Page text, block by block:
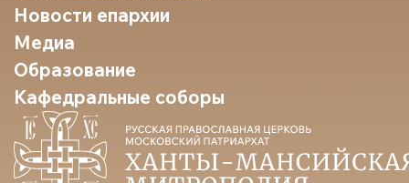
Новости епархии
Медиа
Образование
Кафедральные соборы